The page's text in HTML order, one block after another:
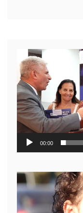
Reproductor
de
video
00:00
Reproductor
de
video